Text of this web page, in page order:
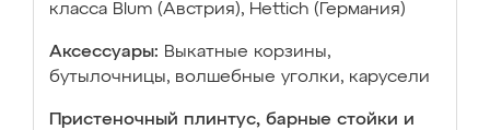
класса Blum (Австрия), Hettich (Германия)
Аксессуары: Выкатные корзины,
бутылочницы, волшебные уголки, карусели
Пристеночный плинтус, барные стойки и